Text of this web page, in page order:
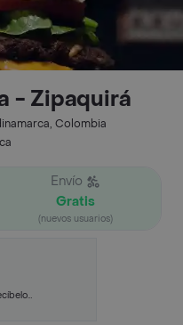
- Zipaquirá
Colombia
Envío
Gratis
(nuevos usuarios)